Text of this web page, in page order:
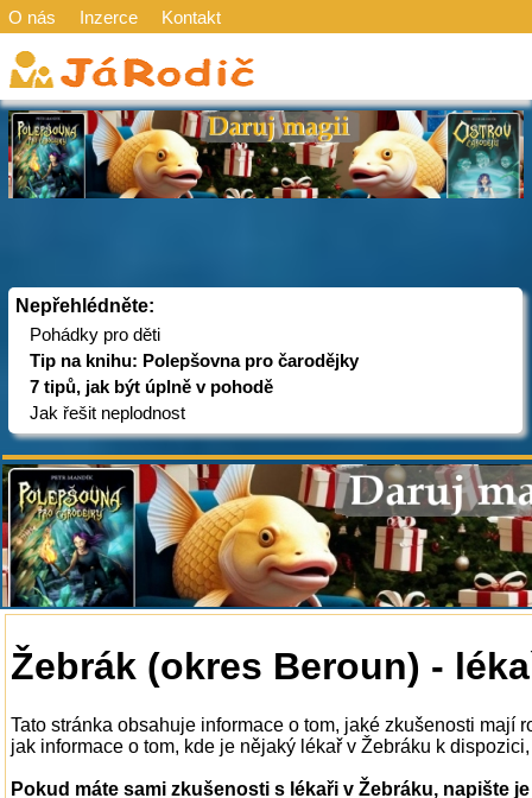
O nás Inzerce Kontakt
Nepřehlédněte:
Pohádky pro děti
Tip na knihu: Polepšovna pro čarodějky
7 tipů, jak být úplně v pohodě
Jak řešit neplodnost
Žebrák (okres Beroun) -
Tato stránka obsahuje informace o tom, jaké zkušenosti mají
jak informace o tom, kde je nějaký lékař v Žebráku k
Pokud máte sami zkušenosti s lékaři v Žebráku, napište